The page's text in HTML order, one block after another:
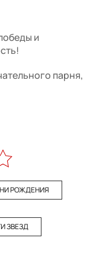
и
парня,
РОЖДЕНИЯ
ЗВЕЗД